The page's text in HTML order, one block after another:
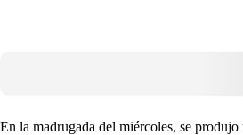
En la madrugada del miércoles, se produjo